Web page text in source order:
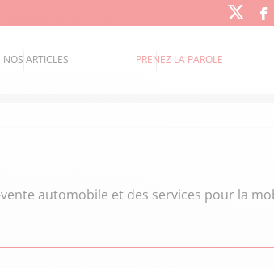
NOS ARTICLES PRENEZ LA PAROLE
vente automobile et des services pour la